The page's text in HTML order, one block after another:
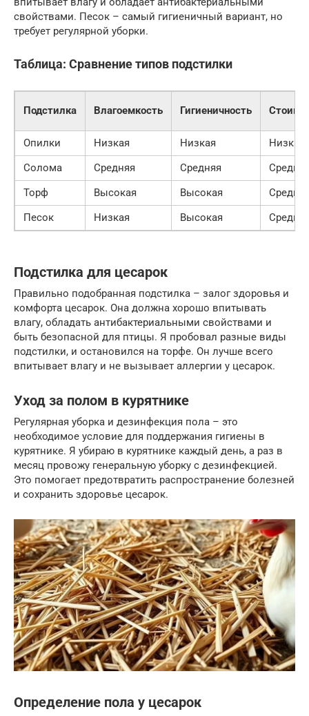
свойствами. Песок – самый гигиеничный вариант, но
требует регулярной уборки.
Таблица: Сравнение типов подстилки
Подстилка Влагоемкость Гигиеничность
Опилки Низкая Низкая
Низкая
Солома
Средняя Средняя
Торф
Высокая Высокая
Песок
Низкая Высокая
Подстилка для цесарок
Правильно подобранная подстилка – залог здоровья и
комфорта цесарок. Она должна хорошо впитывать
влагу, обладать антибактериальными свойствами и
быть безопасной для птицы. Я пробовал разные виды
подстилки, и остановился на торфе. Он лучше всего
впитывает влагу и не вызывает аллергии у цесарок.
Уход за полом в курятнике
Регулярная уборка и дезинфекция пола – это
необходимое условие для поддержания гигиены в
курятнике. Я убираю в курятнике каждый день, а раз в
месяц провожу генеральную уборку с дезинфекцией.
Это помогает предотвратить распространение болезней
и сохранить здоровье цесарок.
Определение пола у цесарок